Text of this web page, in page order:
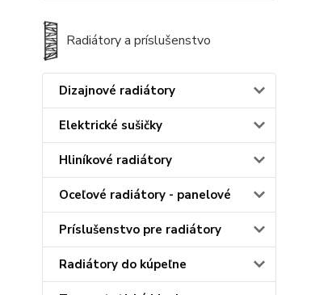
Radiátory a príslušenstvo
Dizajnové radiátory
Elektrické sušičky
Hliníkové radiátory
Oceľové radiátory - panelové
Príslušenstvo pre radiátory
Radiátory do kúpeľne